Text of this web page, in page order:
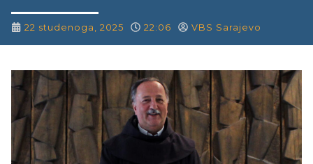
22 studenoga, 2025 22:06 VBS Sarajevo